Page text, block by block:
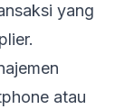
yang
atau